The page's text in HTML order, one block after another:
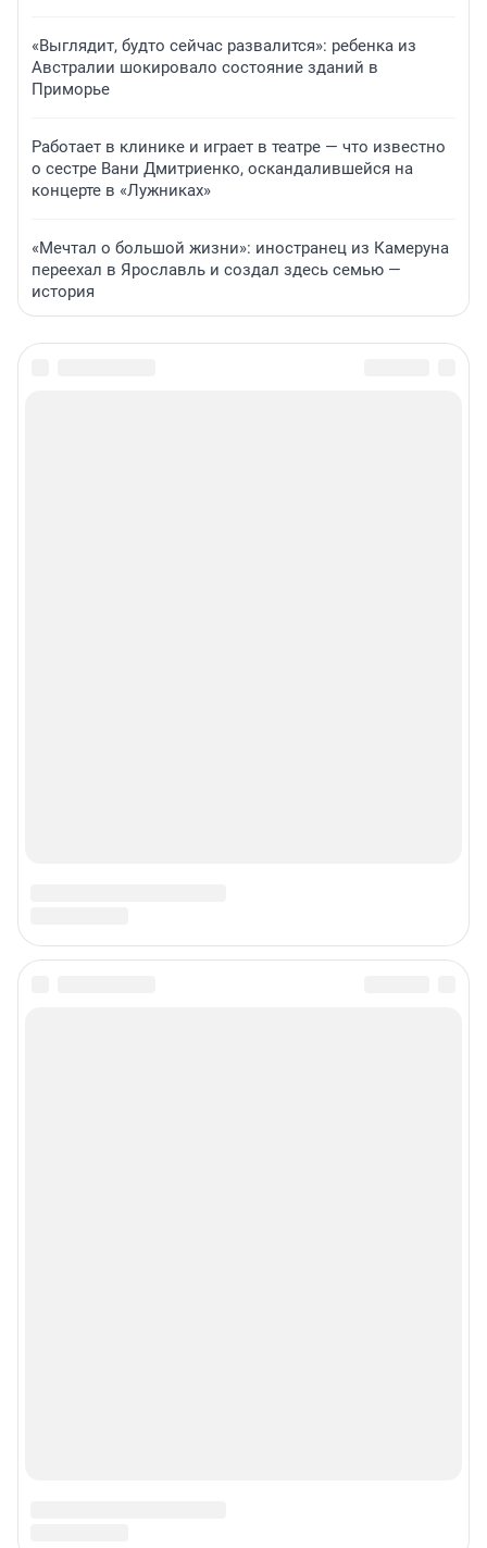
«Выглядит, будто сейчас развалится»: ребенка из
Австралии шокировало состояние зданий в
Приморье
Работает в клинике и играет в театре — что известно
о сестре Вани Дмитриенко, оскандалившейся на
концерте в «Лужниках»
«Мечтал о большой жизни»: иностранец из Камеруна
переехал в Ярославль и создал здесь семью —
история